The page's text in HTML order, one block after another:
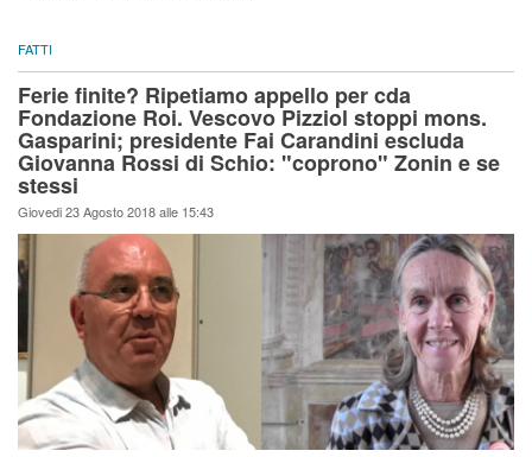
FATTI
Ferie finite? Ripetiamo appello per cda
Fondazione Roi. Vescovo Pizziol stoppi mons.
Gasparini; presidente Fai Carandini escluda
Giovanna Rossi di Schio: "coprono" Zonin e se
stessi
Giovedi 23 Agosto 2018 alle 15:43